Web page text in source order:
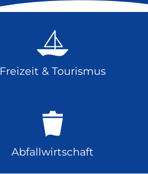
Freizeit & Tourismus
Abfallwirtschaft